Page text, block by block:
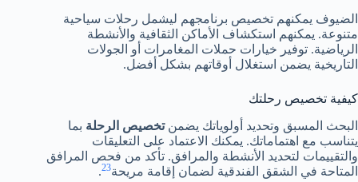
الضيوف يمكنهم تخصيص برنامجهم ليشمل رحلات سياحية
متنوعة. يمكنهم استكشاف الأماكن الثقافية والأنشطة
الرياضية. توفير خيارات حملات المغامرات أو الجولات
التاريخية يضمن استغلال أوقاتهم بشكل أفضل.
كيفية تخصيص رحلتك
البحث المسبق وتحديد أولوياتك يضمنتخصيص الرحلة بما
يتناسب مع اهتماماتك. يمكنك الاعتماد على التعليقات
والتقييمات لتحديد الأنشطة والمرافق. تأكد من فحص المرافق
المتاحة في الشقق الفندقية لضمان إقامة مريحة23
.